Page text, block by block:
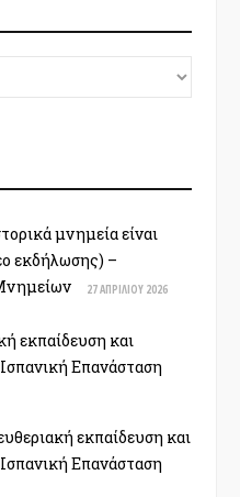
μνημεία είναι
εκδήλωσης) –
27 ΑΠΡΙΛΊΟΥ 2026
εκπαίδευση και
Επανάσταση
εκπαίδευση και
Επανάσταση